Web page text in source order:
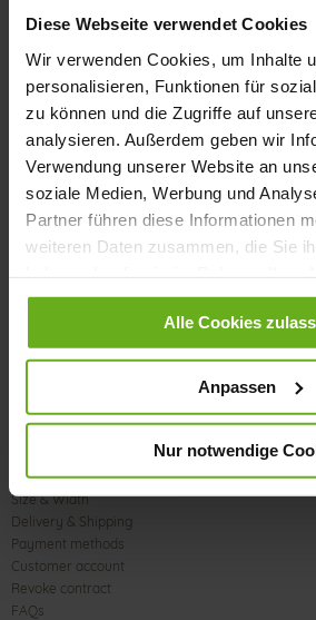
Diese Webseite verwendet Cookies
Wir verwenden Cookies, um Inhalte
personalisieren, Funktionen für
zu können und die Zugriffe auf
analysieren. Außerdem geben wir
Verwendung unserer Website an
soziale Medien, Werbung und
Partner führen diese Informationen
weiteren Daten zusammen, die Sie
gesammelt haben.
Alle Cookies
Anpassen
Nur notwendige
How can I redeem
vouchers?
To redeem a voucher in the webshop,
in the corresponding field in the
If you have not found the answer to your
service team will be happy to help.
Size & Width
Delivery & Shipping
Payment methods
Customer account
Revoke contract
FAQs